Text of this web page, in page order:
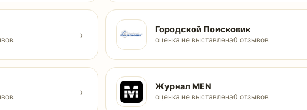
› Городской Поисковик
оценка не выставлена0 отзывов
› Журнал MEN
оценка не выставлена0 отзывов